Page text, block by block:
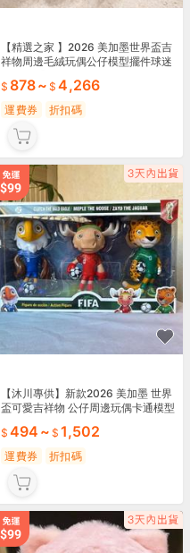
【精選之家 】2026 美加墨世界盃吉
祥物周邊毛絨玩偶公仔模型擺件球迷
878~ 4,266
運費券 折扣碼
【沐川專供】新款2026 美加墨 世界
盃可愛吉祥物 公仔周邊玩偶卡通模型
494 ~ 1,502
運費券 折扣碼